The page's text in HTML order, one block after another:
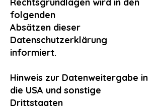
folgenden
Absätzen dieser
Datenschutzerklärung
informiert.
Hinweis zur Datenweitergabe in
die USA und sonstige
Drittstaaten